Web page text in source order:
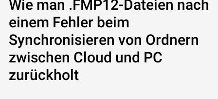
Wie man .FMP12-Dateien nach
einem Fehler beim
Synchronisieren von Ordnern
zwischen Cloud und PC
zurückholt